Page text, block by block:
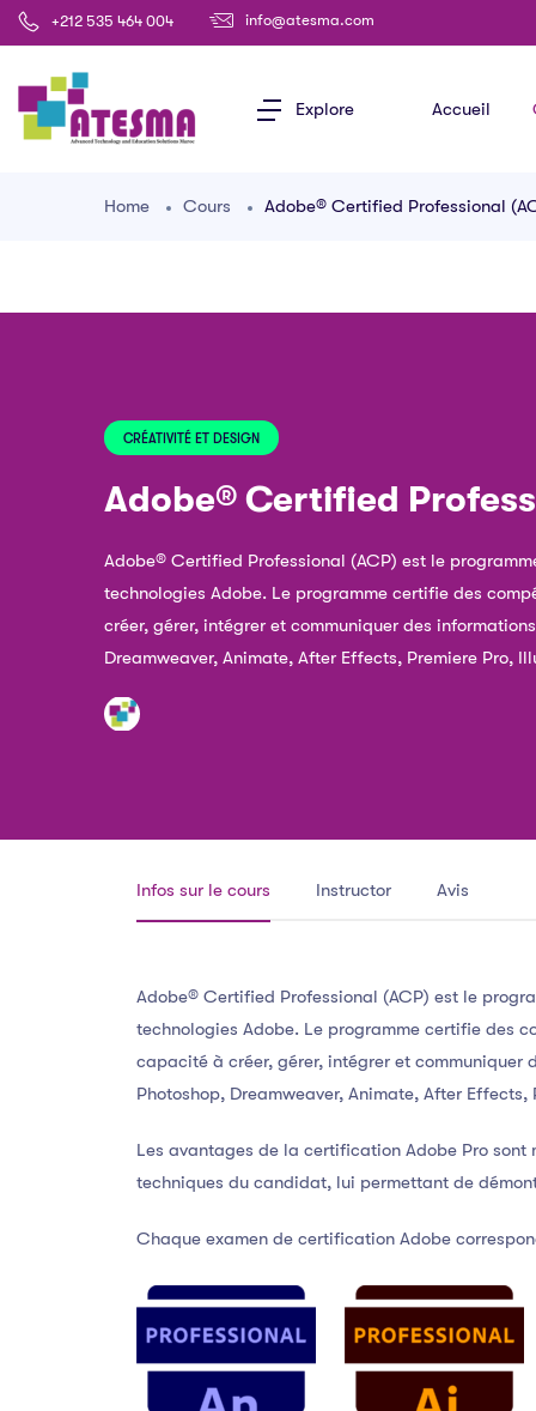
+212 535 464 004 info@atesma.com
Explore Accueil
Home Cours Adobe® Certified Professional
CRÉATIVITÉ ET DESIGN
Adobe® Certified
Adobe® Certified Professional (ACP) est le
technologies Adobe. Le programme certifie des
créer, gérer, intégrer et communiquer des
Dreamweaver, Animate, After Effects, Premiere Pro,
Infos sur le cours Instructor Avis
Adobe® Certified Professional (ACP) est le
technologies Adobe. Le programme certifie des
capacité à créer, gérer, intégrer et communiquer
Photoshop, Dreamweaver, Animate, After
Les avantages de la certification Adobe Pro
techniques du candidat, lui permettant de
Chaque examen de certification Adobe